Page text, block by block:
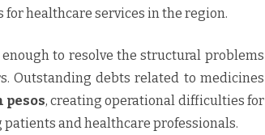
healthcare services in the region.
to resolve the structural problems
Outstanding debts related to medicines
, creating operational difficulties for
and healthcare professionals.